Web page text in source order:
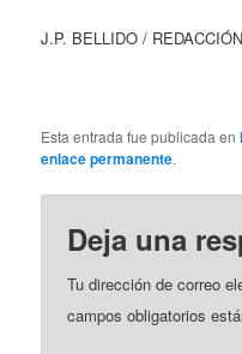
J.P. BELLIDO / REDACCIÓN
Esta entrada fue publicada en
enlace permanente.
Deja una
Tu dirección de correo
campos obligatorios